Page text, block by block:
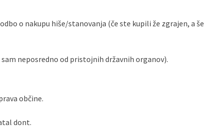
o nakupu hiše/stanovanja (če ste kupili že zgrajen, a še
neposredno od pristojnih državnih organov).
občine.
dont.